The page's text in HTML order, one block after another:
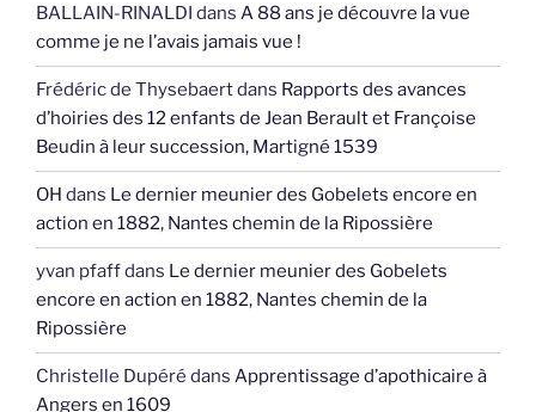
BALLAIN-RINALDI dans A 88 ans je découvre la vue
comme je ne l’avais jamais vue !
Frédéric de Thysebaertdans Rapports des avances
d’hoiries des 12 enfants de Jean Berault et Françoise
Beudin à leur succession, Martigné 1539
OH dans Le dernier meunier des Gobelets encore en
action en 1882, Nantes chemin de la Ripossière
yvan pfaffdans Le dernier meunier des Gobelets
encore en action en 1882, Nantes chemin de la
Ripossière
Christelle Dupéré dans Apprentissage d’apothicaire à
Angers en 1609